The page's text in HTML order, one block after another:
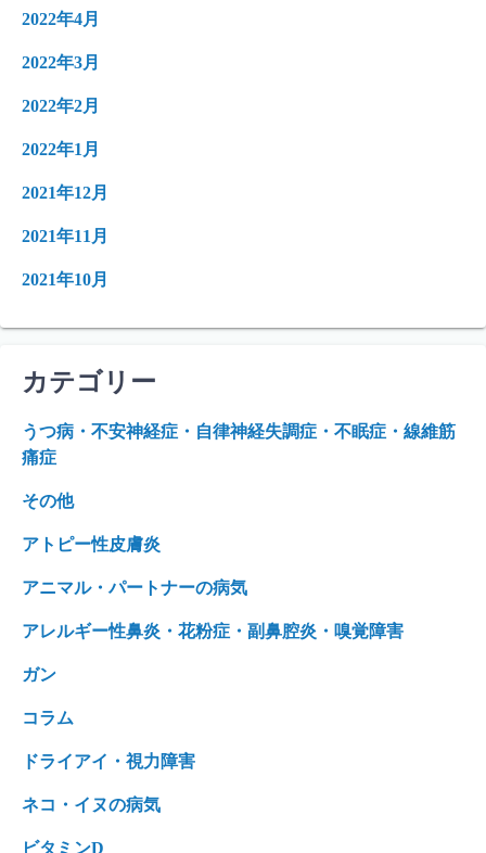
2022年4月
2022年3月
2022年2月
2022年1月
2021年12月
2021年11月
2021年10月
カテゴリー
うつ病・不安神経症・自律神経失調症・不眠症・線維筋
痛症
その他
アトピー性皮膚炎
アニマル・パートナーの病気
アレルギー性鼻炎・花粉症・副鼻腔炎・嗅覚障害
ガン
コラム
ドライアイ・視力障害
ネコ・イヌの病気
ビタミンD